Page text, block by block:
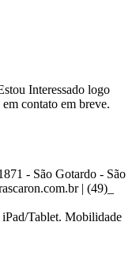
Interessado logo
contato em breve.
- São Gotardo - São
| (49)
iPad/Tablet. Mobilidade